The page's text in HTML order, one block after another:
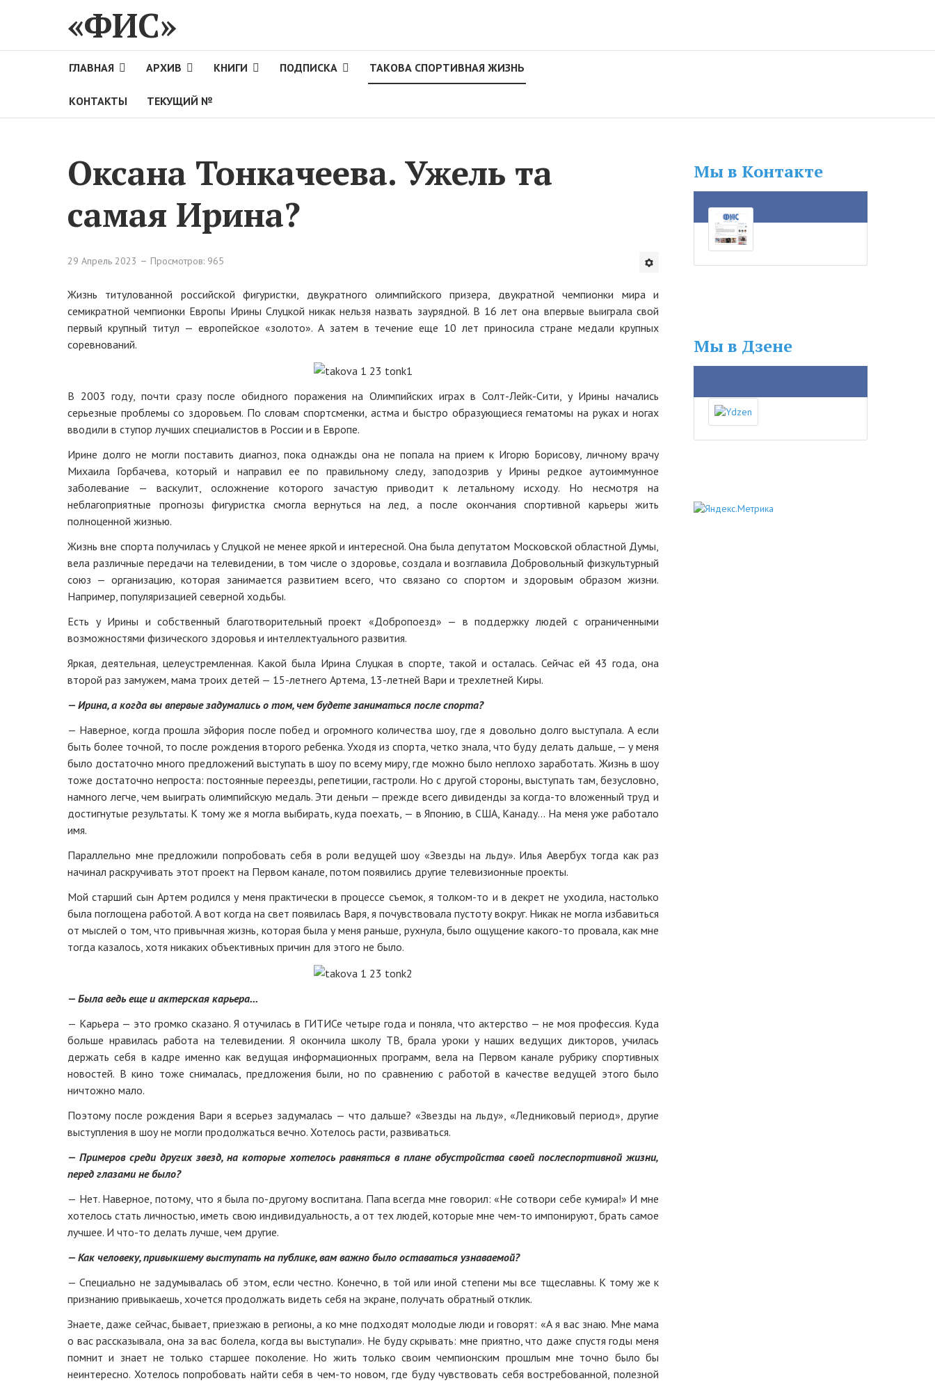
«ФИС»
ГЛАВНАЯ АРХИВ КНИГИ ПОДПИСКА ТАКОВА СПОРТИВНАЯ ЖИЗНЬ
КОНТАКТЫ ТЕКУЩИЙ №
Оксана Тонкачеева. Ужель та
самая Ирина?
29 Апрель 2023 Просмотров: 965
Жизнь титулованной российской фигуристки, двукратного олимпийского призера, двукратной чемпионки мира и
семикратной чемпионки Европы Ирины Слуцкой никак нельзя назвать заурядной. В 16 лет она впервые выиграла свой
первый крупный титул — европейское «золото». А затем в течение еще 10 лет приносила стране медали крупных
соревнований.
В 2003 году, почти сразу после обидного поражения на Олимпийских играх в Солт-Лейк-Сити, у Ирины начались
серьезные проблемы со здоровьем. По словам спортсменки, астма и быстро образующиеся гематомы на руках и ногах
вводили в ступор лучших специалистов в России и в Европе.
Ирине долго не могли поставить диагноз, пока однажды она не попала на прием к Игорю Борисову, личному врачу
Михаила Горбачева, который и направил ее по правильному следу, заподозрив у Ирины редкое аутоиммунное
заболевание — васкулит, осложнение которого зачастую приводит к летальному исходу. Но несмотря на
неблагоприятные прогнозы фигуристка смогла вернуться на лед, а после окончания спортивной карьеры жить
полноценной жизнью.
Жизнь вне спорта получилась у Слуцкой не менее яркой и интересной. Она была депутатом Московской областной Думы,
вела различные передачи на телевидении, в том числе о здоровье, создала и возглавила Добровольный физкультурный
союз — организацию, которая занимается развитием всего, что связано со спортом и здоровым образом жизни.
Например, популяризацией северной ходьбы.
Есть у Ирины и собственный благотворительный проект «Добропоезд» — в поддержку людей с ограниченными
возможностями физического здоровья и интеллектуального развития.
Яркая, деятельная, целеустремленная. Какой была Ирина Слуцкая в спорте, такой и осталась. Сейчас ей 43 года, она
второй раз замужем, мама троих детей — 15-летнего Артема, 13-летней Вари и трехлетней Киры.
— Ирина, а когда вы впервые задумались о том, чем будете заниматься после спорта?
— Наверное, когда прошла эйфория после побед и огромного количества шоу, где я довольно долго выступала. А если
быть более точной, то после рождения второго ребенка. Уходя из спорта, четко знала, что буду делать дальше, — у меня
было достаточно много предложений выступать в шоу по всему миру, где можно было неплохо заработать. Жизнь в шоу
тоже достаточно непроста: постоянные переезды, репетиции, гастроли. Но с другой стороны, выступать там, безусловно,
намного легче, чем выиграть олимпийскую медаль. Эти деньги — прежде всего дивиденды за когда-то вложенный труд и
достигнутые результаты. К тому же я могла выбирать, куда поехать, — в Японию, в США, Канаду… На меня уже работало
имя.
Параллельно мне предложили попробовать себя в роли ведущей шоу «Звезды на льду». Илья Авербух тогда как раз
начинал раскручивать этот проект на Первом канале, потом появились другие телевизионные проекты.
Мой старший сын Артем родился у меня практически в процессе съемок, я толком-то и в декрет не уходила, настолько
была поглощена работой. А вот когда на свет появилась Варя, я почувствовала пустоту вокруг. Никак не могла избавиться
от мыслей о том, что привычная жизнь, которая была у меня раньше, рухнула, было ощущение какого-то провала, как мне
тогда казалось, хотя никаких объективных причин для этого не было.
— Была ведь еще и актерская карьера...
— Карьера — это громко сказано. Я отучилась в ГИТИСе четыре года и поняла, что актерство — не моя профессия. Куда
больше нравилась работа на телевидении. Я окончила школу ТВ, брала уроки у наших ведущих дикторов, училась
держать себя в кадре именно как ведущая информационных программ, вела на Первом канале рубрику спортивных
новостей. В кино тоже снималась, предложения были, но по сравнению с работой в качестве ведущей этого было
ничтожно мало.
Поэтому после рождения Вари я всерьез задумалась — что дальше? «Звезды на льду», «Ледниковый период», другие
выступления в шоу не могли продолжаться вечно. Хотелось расти, развиваться.
— Примеров среди других звезд, на которые хотелось равняться в плане обустройства своей послеспортивной жизни,
перед глазами не было?
— Нет. Наверное, потому, что я была по-другому воспитана. Папа всегда мне говорил: «Не сотвори себе кумира!» И мне
хотелось стать личностью, иметь свою индивидуальность, а от тех людей, которые мне чем-то импонируют, брать самое
лучшее. И что-то делать лучше, чем другие.
— Как человеку, привыкшему выступать на публике, вам важно было оставаться узнаваемой?
— Специально не задумывалась об этом, если честно. Конечно, в той или иной степени мы все тщеславны. К тому же к
признанию привыкаешь, хочется продолжать видеть себя на экране, получать обратный отклик.
Знаете, даже сейчас, бывает, приезжаю в регионы, а ко мне подходят молодые люди и говорят: «А я вас знаю. Мне мама
о вас рассказывала, она за вас болела, когда вы выступали». Не буду скрывать: мне приятно, что даже спустя годы меня
помнит и знает не только старшее поколение. Но жить только своим чемпионским прошлым мне точно было бы
неинтересно. Хотелось попробовать найти себя в чем-то новом, где буду чувствовать себя востребованной, полезной
Мы в Контакте
Мы в Дзене